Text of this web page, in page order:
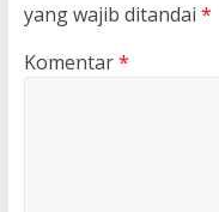
yang wajib ditandai *
Komentar*